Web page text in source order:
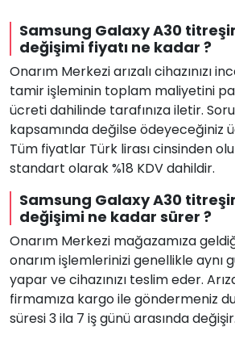
Samsung Galaxy A30
değişimi fiyatı ne kadar ?
Onarım Merkezi arızalı cihazınızı
tamir işleminin toplam maliyetini
ücreti dahilinde tarafınıza iletir.
kapsamında değilse ödeyeceğiniz
Tüm fiyatlar Türk lirası cinsinden
standart olarak %18 KDV dahildir.
Samsung Galaxy A30
değişimi ne kadar sürer ?
Onarım Merkezi mağazamıza
onarım işlemlerinizi genellikle aynı
yapar ve cihazınızı teslim eder.
firmamıza kargo ile göndermeniz
süresi 3 ila 7 iş günü arasında değişir.